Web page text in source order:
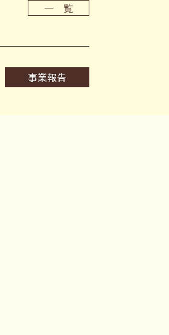
一 覧